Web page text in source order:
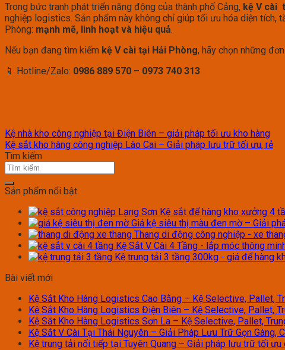
Trong bức tranh phát triển năng động của thành phố Cảng, kệ V cài
nghiệp logistics. Sản phẩm này không chỉ giúp tối ưu hóa diện tích,
Phòng: mạnh mẽ, linh hoạt và hiệu quả.
Nếu bạn đang tìm kiếm kệ V cài tại Hải Phòng, hãy chọn những
📱 Hotline/Zalo: 0986 889 570 – 0973 740 313
Kệ nhà kho công nghiệp tại Điện Biên – giải pháp tối ưu kho hàng
Kệ sắt kho hàng công nghiệp Lào Cai – Giải pháp lưu trữ tối ưu, rẻ
Tìm kiếm
Sản phẩm nổi bật
Kệ sắt để hàng kho xưởng 4
Giá kệ siêu thị màu đen mờ – Giải
Thang di động công nghiệp - xe
Kệ Sắt V Cài 4 Tầng - lắp móc thông
Kệ trung tải 3 tầng 300kg - giá để hàng
Bài viết mới
Kệ Sắt Kho Hàng Logistics Cao Bằng – Kệ Selective, Pallet,
Kệ Sắt Kho Hàng Logistics Điện Biên – Kệ Selective, Pallet,
Kệ Sắt Kho Hàng Logistics Sơn La – Kệ Selective, Pallet,
Kệ Sắt V Cài Tại Thái Nguyên – Giải Pháp Lưu Trữ Gọn Gàng,
Kệ trung tải nối tiếp tại Tuyên Quang – Giải pháp lưu trữ tối ưu